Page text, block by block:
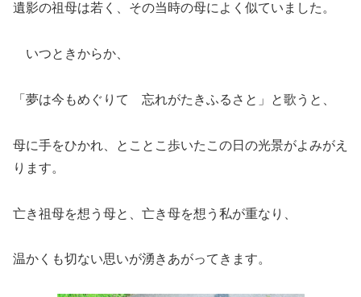
遺影の祖母は若く、その当時の母によく似ていました。
いつときからか、
「夢は今もめぐりて 忘れがたきふるさと」と歌うと、
母に手をひかれ、とことこ歩いたこの日の光景がよみがえ
ります。
亡き祖母を想う母と、亡き母を想う私が重なり、
温かくも切ない思いが湧きあがってきます。